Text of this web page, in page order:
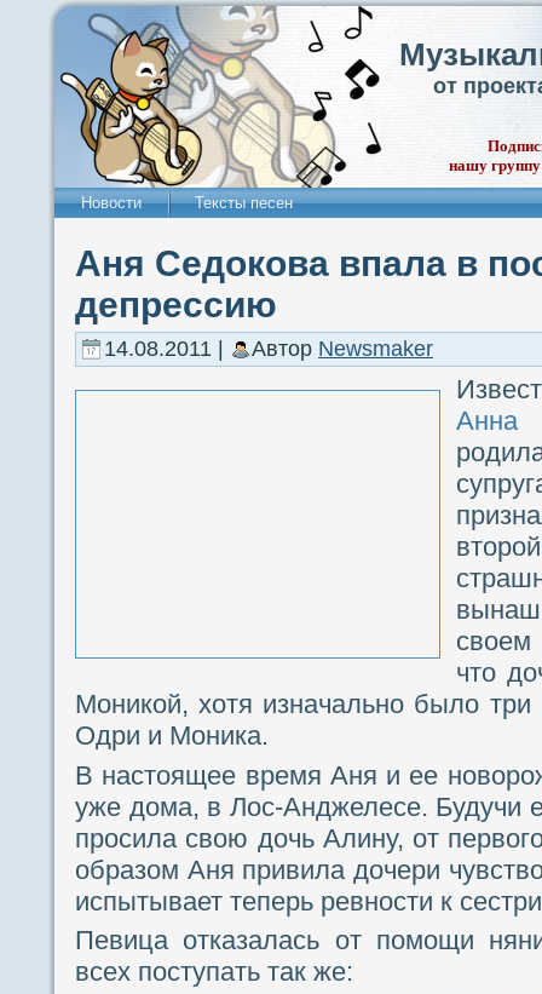
от
нашу
Новости Тексты песен
Аня Седокова впала в
депрессию
14.08.2011 | Автор Newsmaker
Анна
что
Моникой, хотя изначально было
Одри и Моника.
В настоящее время Аня и ее
уже дома, в Лос-Анджелесе. Будучи
просила свою дочь Алину, от
образом Аня привила дочери
испытывает теперь ревности к
Певица отказалась от помощи
всех поступать так же: